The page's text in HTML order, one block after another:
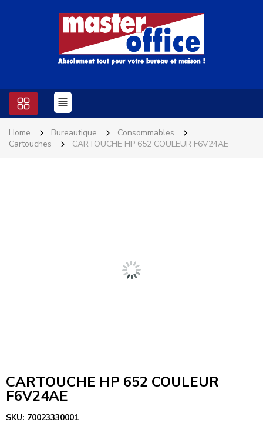
Home Bureautique
Consommables
Cartouches
CARTOUCHE HP 652 COULEUR F6V24AE
CARTOUCHE HP 652 COULEUR
F6V24AE
SKU: 70023330001